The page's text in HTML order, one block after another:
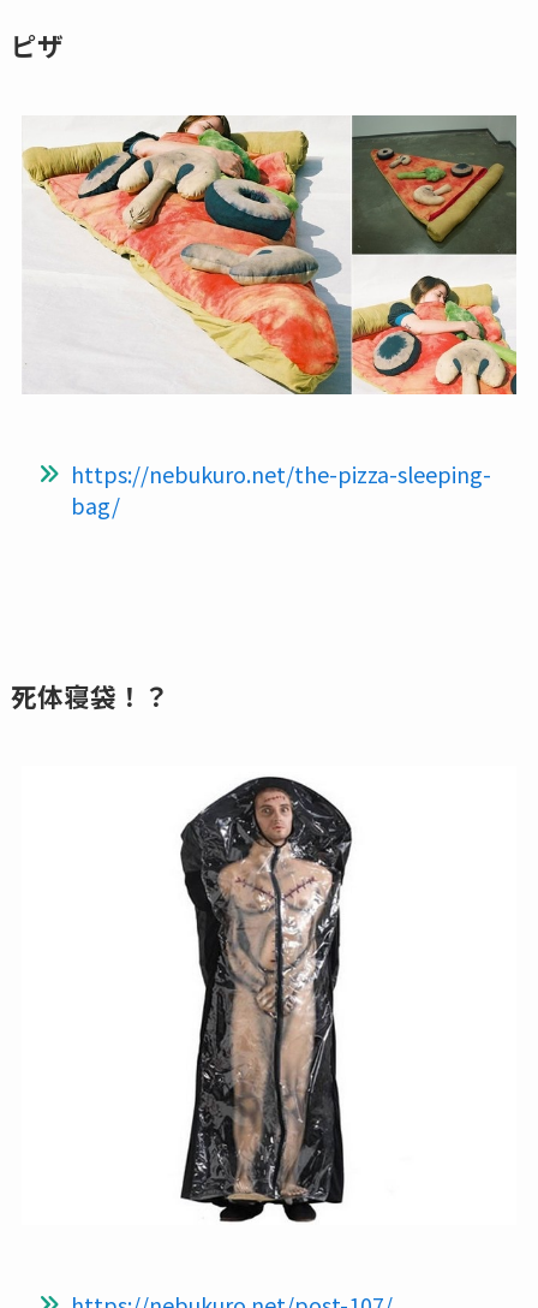
ピザ
https://nebukuro.net/the-pizza-sleeping-
bag/
死体寝袋！？